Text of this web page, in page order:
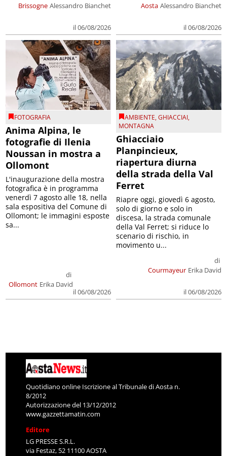
Brissogne Alessandro Bianchet
il 06/08/2026
Aosta Alessandro Bianchet
il 06/08/2026
FOTOGRAFIA
Anima Alpina, le
fotografie di Ilenia
Noussan in mostra a
Ollomont
Ollomont
di
Erika David
il 06/08/2026
L'inaugurazione della mostra
fotografica è in programma
venerdì 7 agosto alle 18, nella
sala espositiva del Comune di
Ollomont; le immagini esposte
sa...
AMBIENTE,GHIACCIAI,
MONTAGNA
Ghiacciaio
Planpincieux,
riapertura diurna
della strada della Val
Ferret
Courmayeur
di
Erika David
il 06/08/2026
Riapre oggi, giovedì 6 agosto,
solo di giorno e solo in
discesa, la strada comunale
della Val Ferret; si riduce lo
scenario di rischio, in
movimento u...
Quotidiano online Iscrizione al Tribunale di Aosta n.
8/2012
Autorizzazione del 13/12/2012
www.gazzettamatin.com
Editore
LG PRESSE S.R.L.
via Festaz, 52 11100 AOSTA